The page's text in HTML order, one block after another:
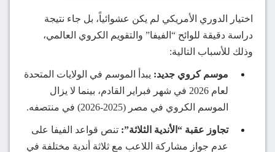
اختيار الدوري الأمريكي لم يكن عشوائياً، بل جاء نتيجة
دراسة دقيقة للوائح “الفيفا” والتقويم الكروي العالمي،
وذلك للأسباب التالية:
موسم كروي جديد: يبدأ الموسم في الولايات المتحدة
لعام 2026 في شهر فبراير القادم، بينما لا يزال
الموسم الكروي في مصر (2025-2026) في منتصفه.
تجاوز عقبة “الأندية الثلاثة”: تنص قواعد الفيفا على
عدم جواز مشاركة اللاعب مع ثلاثة أندية مختلفة في